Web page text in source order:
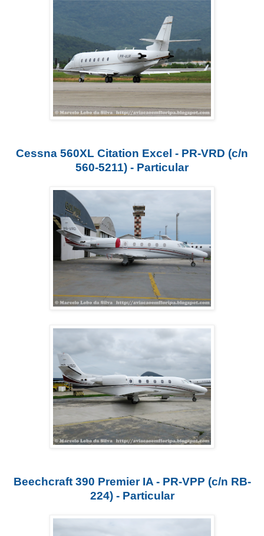
Cessna 560XL Citation Excel - PR-VRD (c/n
560-5211) - Particular
Beechcraft 390 Premier IA - PR-VPP (c/n RB-
224) - Particular